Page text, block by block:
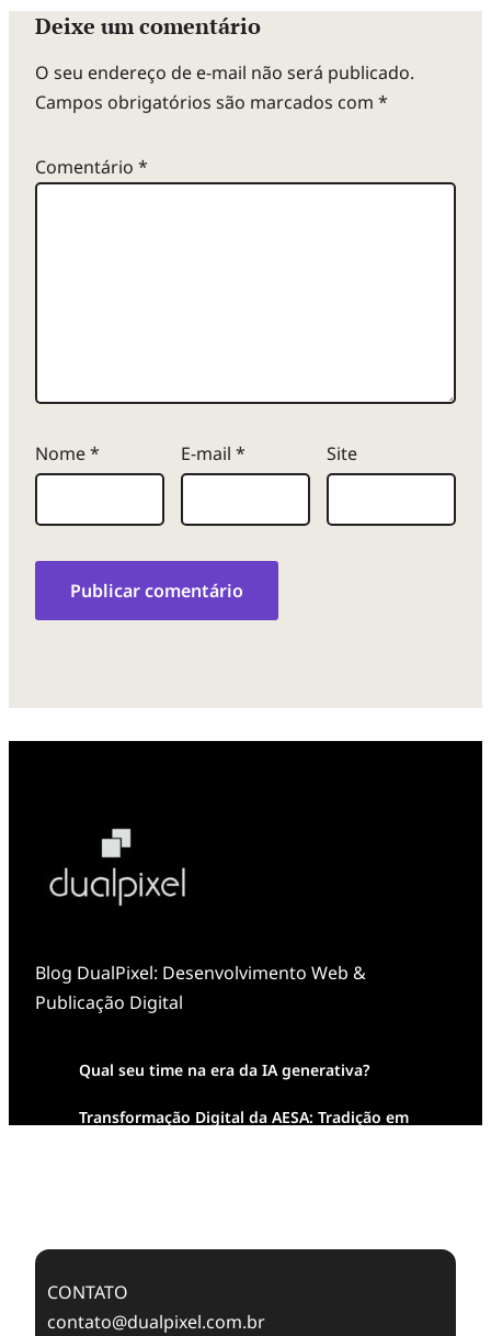
Deixe um comentário
O seu endereço de e-mail não será publicado.
Campos obrigatórios são marcados com *
Comentário *
Nome* E-mail * Site
Blog DualPixel: Desenvolvimento Web &
Publicação Digital
Qual seu time na era da IA generativa?
Transformação Digital da AESA: Tradição em
CONTATO
contato@dualpixel.com.br